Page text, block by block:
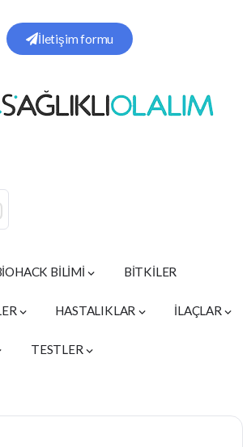
İletişim formu
BİLİMİ BİTKİLER
HASTALIKLAR İLAÇLAR
TESTLER